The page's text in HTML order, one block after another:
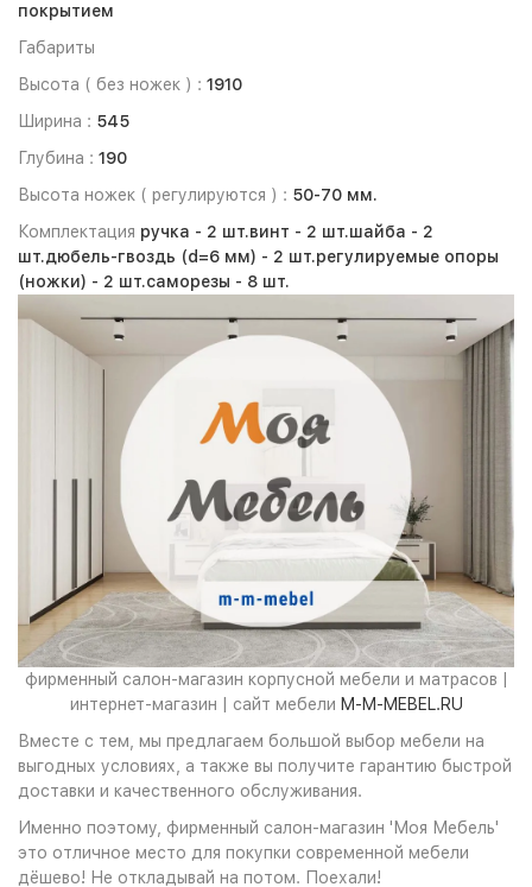
покрытием
Габариты
Высота ( без ножек ) : 1910
Ширина : 545
Глубина : 190
Высота ножек ( регулируются ) : 50-70 мм.
Комплектация ручка - 2 шт.винт - 2 шт.шайба - 2
шт.дюбель-гвоздь (d=6 мм) - 2 шт.регулируемые опоры
(ножки) - 2 шт.саморезы - 8 шт.
фирменный салон-магазин корпусной мебели и матрасов |
интернет-магазин | сайт мебели M-M-MEBEL.RU
Вместе с тем, мы предлагаем большой выбор мебели на
выгодных условиях, а также вы получите гарантию быстрой
доставки и качественного обслуживания.
Именно поэтому, фирменный салон-магазин 'Моя Мебель'
это отличное место для покупки современной мебели
дёшево! Не откладывай на потом. Поехали!